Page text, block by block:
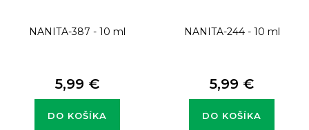
NANITA-387 - 10 ml
5,99 €
DO KOŠÍKA
NANITA-244 - 10 ml
5,99 €
DO KOŠÍKA